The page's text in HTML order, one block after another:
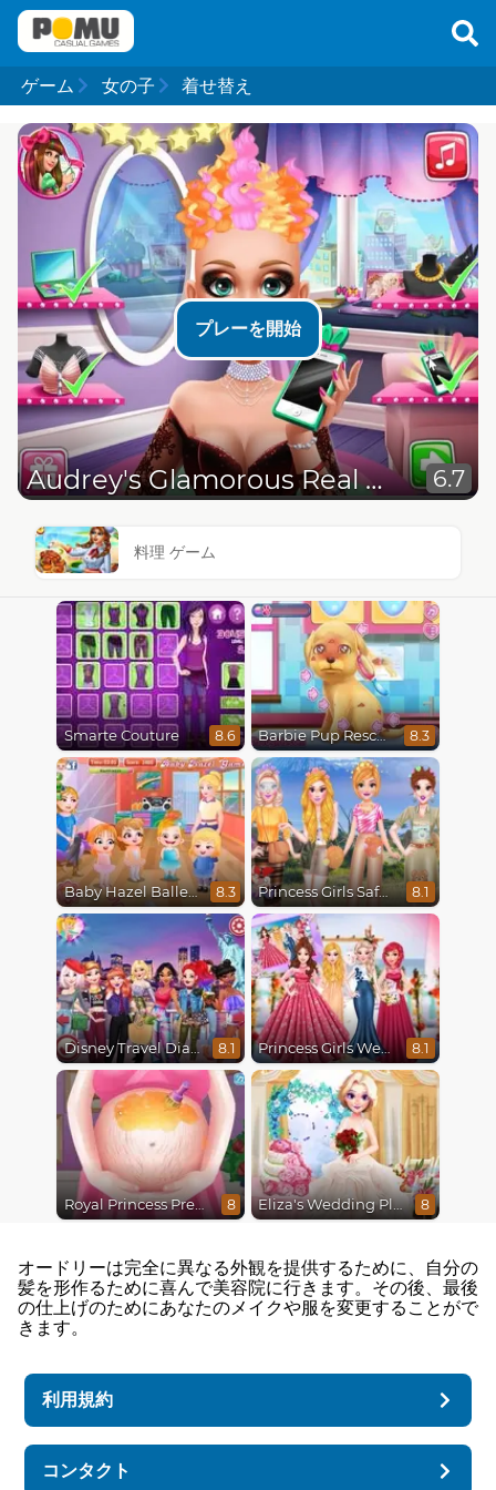
ゲーム 女の子 着せ替え
プレーを開始
Audrey's Glamorous Real Haircuts 6.7
料理 ゲーム
Smarte Couture 8.6 Barbie Pup Rescue 8.3
Baby Hazel Ballerina Dance 8.3 Princess Girls Safari Trip 8.1
Disney Travel Diaries: City Break 8.1 Princess Girls Wedding Trip 8.1
Royal Princess Pregnant 8 Eliza's Wedding Planner 8
オードリーは完全に異なる外観を提供するために、自分の
髪を形作るために喜んで美容院に行きます。その後、最後
の仕上げのためにあなたのメイクや服を変更することがで
きます。
利用規約
コンタクト